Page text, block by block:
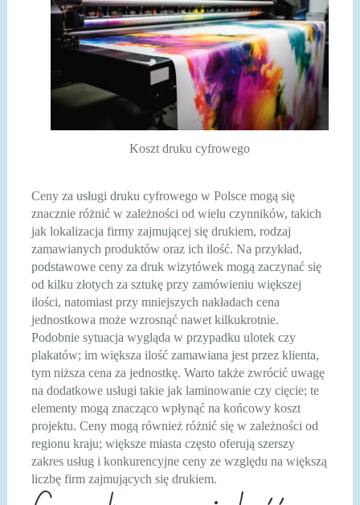
Koszt druku cyfrowego
Ceny za usługi druku cyfrowego w Polsce mogą się
znacznie różnić w zależności od wielu czynników, takich
jak lokalizacja firmy zajmującej się drukiem, rodzaj
zamawianych produktów oraz ich ilość. Na przykład,
podstawowe ceny za druk wizytówek mogą zaczynać się
od kilku złotych za sztukę przy zamówieniu większej
ilości, natomiast przy mniejszych nakładach cena
jednostkowa może wzrosnąć nawet kilkukrotnie.
Podobnie sytuacja wygląda w przypadku ulotek czy
plakatów; im większa ilość zamawiana jest przez klienta,
tym niższa cena za jednostkę. Warto także zwrócić uwagę
na dodatkowe usługi takie jak laminowanie czy cięcie; te
elementy mogą znacząco wpłynąć na końcowy koszt
projektu. Ceny mogą również różnić się w zależności od
regionu kraju; większe miasta często oferują szerszy
zakres usług i konkurencyjne ceny ze względu na większą
liczbę firm zajmujących się drukiem.